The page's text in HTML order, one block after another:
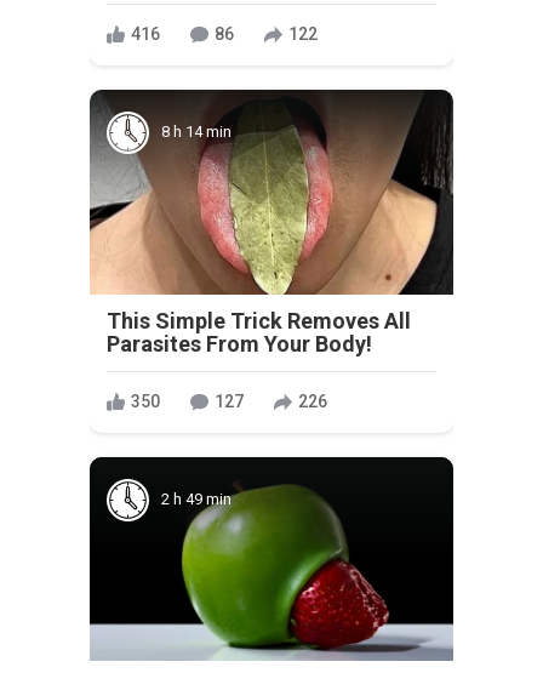
416 86 122
8 h 14 min
This Simple Trick Removes All
Parasites From Your Body!
350 127 226
2 h 49 min